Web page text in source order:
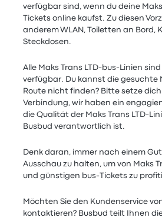
verfügbar sind, wenn du deine
Tickets online kaufst. Zu diesen
anderem WLAN, Toiletten an Bord,
Steckdosen.
Alle Maks Trans LTD-bus-Linien
verfügbar. Du kannst die gesuchte
Route nicht finden? Bitte setze
Verbindung, wir haben ein
die Qualität der Maks Trans LTD-
Busbud verantwortlich ist.
Denk daran, immer nach einem
Ausschau zu halten, um von Maks
und günstigen bus-Tickets zu
Möchten Sie den Kundenservice
kontaktieren? Busbud teilt Ihnen